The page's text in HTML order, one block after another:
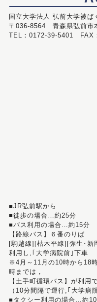
国立大学法人 弘前大学被ば
〒036-8564 青森県弘前市
TEL：0172-39-5401 FAX
■JR弘前駅から
■徒歩の場合…約25分
■バス利用の場合…約15分
【路線バス】６番のりば
[駒越線][枯木平線][弥生･新
利用し,｢大学病院前｣下車
※4月～11月の10時から18
時までは，
【土手町循環バス】が利用
（10分間隔で運行,｢大学病
■タクシー利用の場合…約